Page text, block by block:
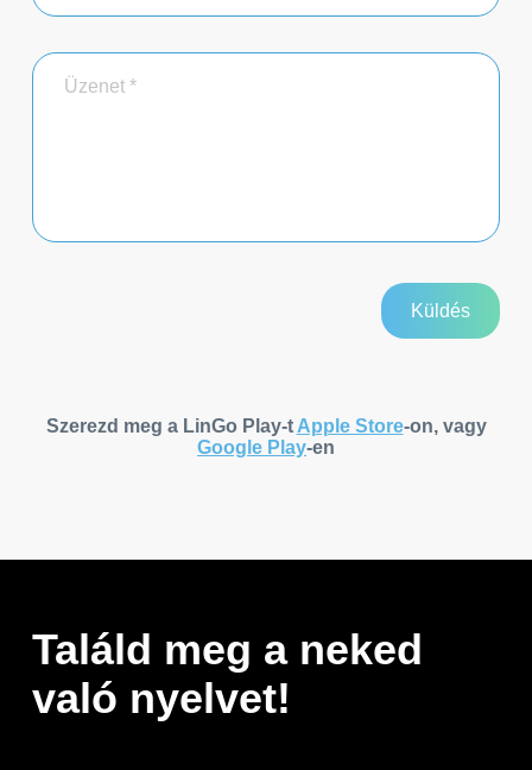
Szerezd meg a LinGo Play-t Apple Store-on, vagy
Google Play-en
Találd meg a neked
való nyelvet!